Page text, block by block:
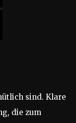
sind. Klare
die zum